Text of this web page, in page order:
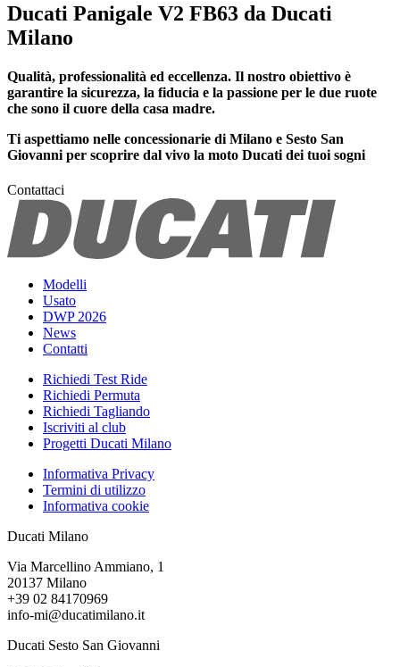
Ducati Panigale V2 FB63 da Ducati
Milano
Qualità, professionalità ed eccellenza. Il nostro obiettivo è
garantire la sicurezza, la fiducia e la passione per le due ruote
che sono il cuore della casa madre.
Ti aspettiamo nelle concessionarie di Milano e Sesto San
Giovanni per scoprire dal vivo la moto Ducati dei tuoi sogni
Contattaci
Modelli
Usato
DWP 2026
News
Contatti
Richiedi Test Ride
Richiedi Permuta
Richiedi Tagliando
Iscriviti al club
Progetti Ducati Milano
Informativa Privacy
Termini di utilizzo
Informativa cookie
Ducati Milano
Via Marcellino Ammiano, 1
20137 Milano
+39 02 84170969
info-mi@ducatimilano.it
Ducati Sesto San Giovanni